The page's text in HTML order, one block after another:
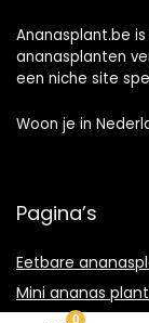
0
Ananasplant.be
ananasplanten
een niche site
Woon je in
Pagina’s
Eetbare
Mini ananas